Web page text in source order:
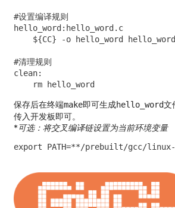
#设置编译规则
hello_word:hello_word.c
${CC} -o hello_word
#清理规则
clean:
    rm hello_word
保存后在终端make即可生成hello_word文
传入开发板即可。
*可选：将交叉编译链设置为当前环境变量
export PATH=**/prebuilt/gcc/